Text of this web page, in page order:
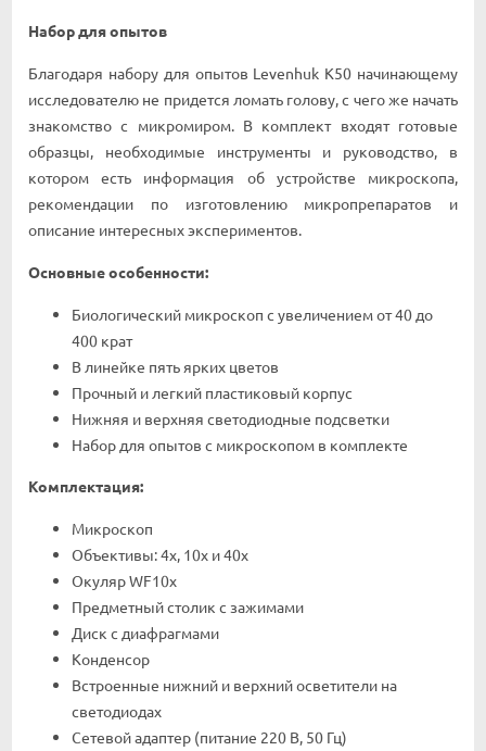
Набор для опытов
Благодаря набору для опытов Levenhuk K50 начинающему
исследователю не придется ломать голову, с чего же начать
знакомство с микромиром. В комплект входят готовые
образцы, необходимые инструменты и руководство, в
котором есть информация об устройстве микроскопа,
рекомендации по изготовлению микропрепаратов и
описание интересных экспериментов.
Основные особенности:
Биологический микроскоп с увеличением от 40 до
400 крат
В линейке пять ярких цветов
Прочный и легкий пластиковый корпус
Нижняя и верхняя светодиодные подсветки
Набор для опытов с микроскопом в комплекте
Комплектация:
Микроскоп
Объективы: 4х, 10х и 40х
Окуляр WF10х
Предметный столик с зажимами
Диск с диафрагмами
Конденсор
Встроенные нижний и верхний осветители на
светодиодах
Сетевой адаптер (питание 220 В, 50 Гц)